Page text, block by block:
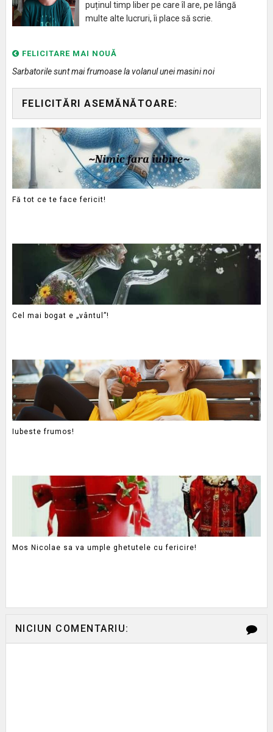
puținul timp liber pe care îl are, pe lângă
multe alte lucruri, îi place să scrie.
FELICITARE MAI NOUĂ
Sarbatorile sunt mai frumoase la volanul unei masini noi
FELICITĂRI ASEMĂNĂTOARE:
Fă tot ce te face fericit!
Cel mai bogat e „vântul”!
Iubeste frumos!
Mos Nicolae sa va umple ghetutele cu fericire!
NICIUN COMENTARIU: